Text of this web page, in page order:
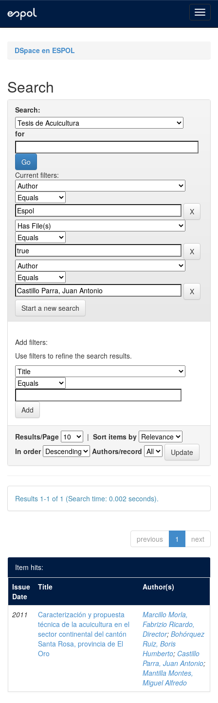
navigationDSpace en ESPOL
Search
Search:
for
Current filters:
Start a new search
Add filters:
Use filters to refine the search results.
Results/Page | Sort items by
In order
Authors/record
Results 1-1 of 1 (Search time: 0.002 seconds).
previous 1 next
Item hits:
Issue
Date
Title Author(s)
2011
Caracterización y propuesta
técnica de la acuicultura en el
sector continental del cantón
Santa Rosa, provincia de El
Oro
Marcillo Morla,
Fabrizio Ricardo,
Director; Bohórquez
Ruiz, Boris
Humberto; Castillo
Parra, Juan Antonio;
Mantilla Montes,
Miguel Alfredo